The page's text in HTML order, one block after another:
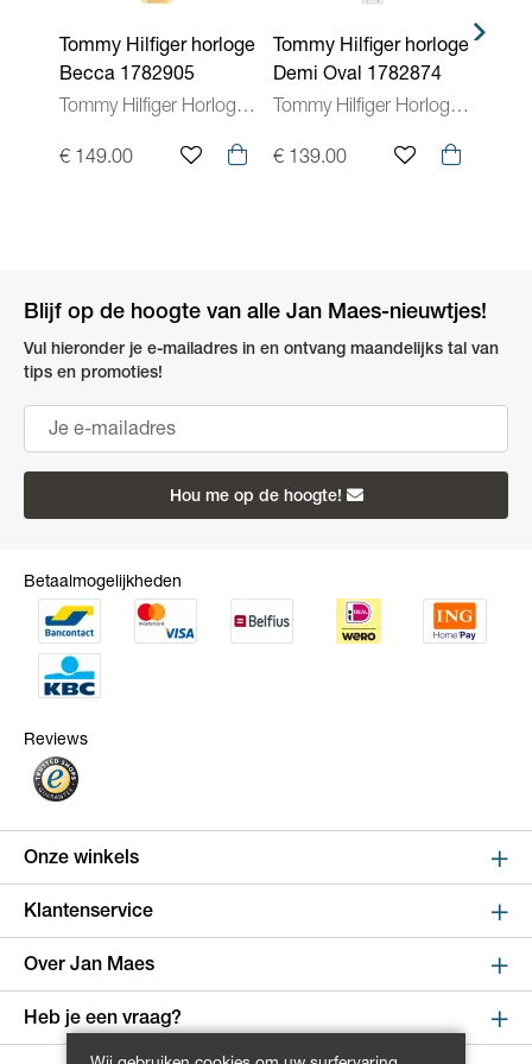
Tommy Hilfiger horloge
Becca 1782905
Tommy Hilfiger Horloges Dames
€ 149.00
Tommy Hilfiger horloge
Demi Oval 1782874
Tommy Hilfiger Horloges Dames
€ 139.00
Blijf op de hoogte van alle Jan Maes-nieuwtjes!
Vul hieronder je e-mailadres in en ontvang maandelijks tal van
tips en promoties!
Hou me op de hoogte!
Betaalmogelijkheden
Reviews
Onze winkels
Sint Niklaas
Kapelstraat 100, shop 123
9100 Sint-Niklaas
Wijnegem
Klantenservice
Online bestellen en betalen
Over Jan Maes
Over Jan Maes
Heb je een vraag?